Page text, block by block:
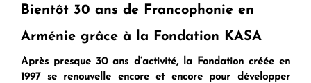
Bientôt 30 ans de Francophonie en
Arménie grâce à la Fondation KASA
Après presque 30 ans d’activité, la Fondation créée en
1997 se renouvelle encore et encore pour développer